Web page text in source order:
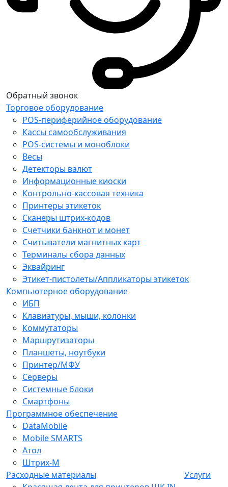
Обратный звонок
Торговое оборудование
POS-периферийное оборудование
Кассы самообслуживания
POS-системы и моноблоки
Весы
Детекторы валют
Информационные киоски
Контрольно-кассовая техника
Принтеры этикеток
Сканеры штрих-кодов
Счетчики банкнот и монет
Считыватели магнитных карт
Терминалы сбора данных
Эквайринг
Этикет-пистолеты/Аппликаторы этикеток
Компьютерное оборудование
ИБП
Клавиатуры, мыши, колонки
Коммутаторы
Маршрутизаторы
Планшеты, ноутбуки
Принтер/МФУ
Серверы
Системные блоки
Смартфоны
Программное обеспечение
DataMobile
Mobile SMARTS
Атол
Штрих-М
Расходные материалы
Услуги